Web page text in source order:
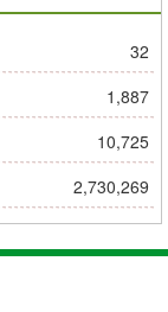
32
1,887
10,725
2,730,269